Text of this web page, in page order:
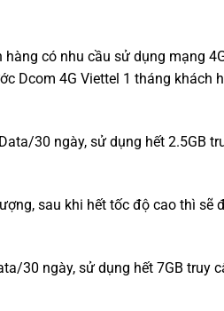
có nhu cầu sử dụng mạng
Dcom 4G Viettel 1 tháng khách
30 ngày, sử dụng hết 2.5GB
sau khi hết tốc độ cao thì sẽ
30 ngày, sử dụng hết 7GB truy